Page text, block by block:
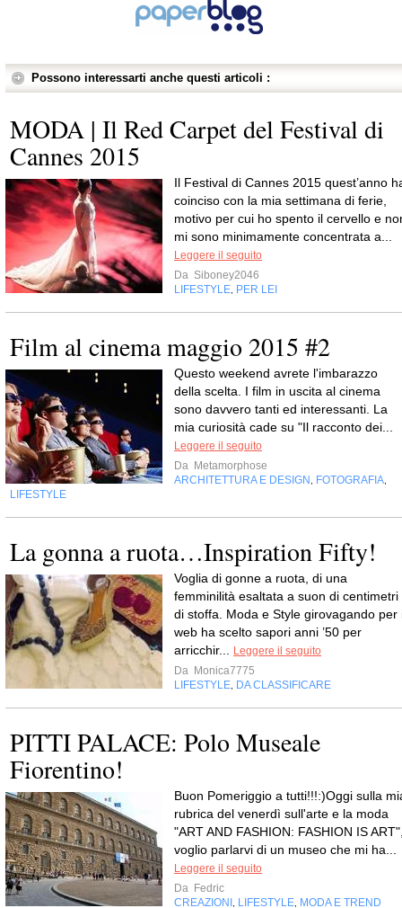
Possono interessarti anche questi articoli :
MODA | Il Red Carpet del Festival di
Cannes 2015
Il Festival di Cannes 2015 quest’anno
coinciso con la mia settimana di ferie,
motivo per cui ho spento il cervello e
mi sono minimamente concentrata a...
Leggere il seguito
Da Siboney2046
LIFESTYLE PER LEI
Film al cinema maggio 2015 #2
Questo weekend avrete l'imbarazzo
della scelta. I film in uscita al cinema
sono davvero tanti ed interessanti. La
mia curiosità cade su "Il racconto dei...
Leggere il seguito
Da Metamorphose
ARCHITETTURA E DESIGN
FOTOGRAFIA
LIFESTYLE
La gonna a ruota…Inspiration Fifty!
Voglia di gonne a ruota, di una
femminilità esaltata a suon di centimetri
di stoffa. Moda e Style girovagando per
web ha scelto sapori anni ’50 per
arricchir...
Leggere il seguito
Da Monica7775
LIFESTYLE DA CLASSIFICARE
PITTI PALACE: Polo Museale
Fiorentino!
Buon Pomeriggio a tutti!!!:)Oggi sulla
rubrica del venerdì sull'arte e la moda
"ART AND FASHION: FASHION IS
voglio parlarvi di un museo che mi ha...
Leggere il seguito
Da Fedric
CREAZIONI
LIFESTYLE MODA E TREND